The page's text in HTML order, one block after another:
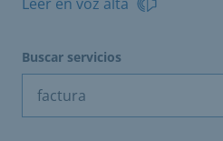
Buscar servicios